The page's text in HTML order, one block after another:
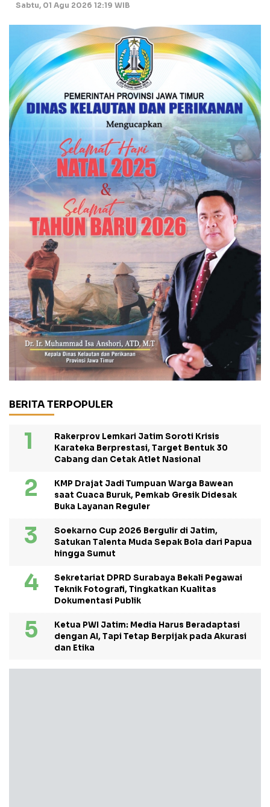
Sabtu, 01 Agu 2026 12:19 WIB
BERITA TERPOPULER
Rakerprov Lemkari Jatim Soroti Krisis
Karateka Berprestasi, Target Bentuk 30
Cabang dan Cetak Atlet Nasional
KMP Drajat Jadi Tumpuan Warga Bawean
saat Cuaca Buruk, Pemkab Gresik Didesak
Buka Layanan Reguler
Soekarno Cup 2026 Bergulir di Jatim,
Satukan Talenta Muda Sepak Bola dari Papua
hingga Sumut
Sekretariat DPRD Surabaya Bekali Pegawai
Teknik Fotografi, Tingkatkan Kualitas
Dokumentasi Publik
Ketua PWI Jatim: Media Harus Beradaptasi
dengan AI, Tapi Tetap Berpijak pada Akurasi
dan Etika